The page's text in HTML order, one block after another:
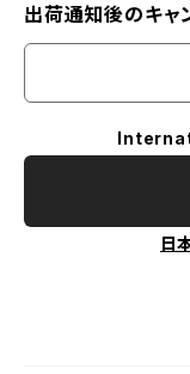
出荷通知後のキャ
日